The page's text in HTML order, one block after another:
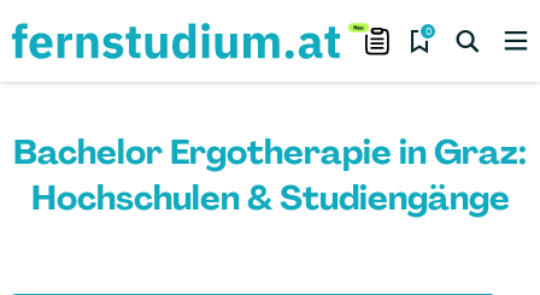
0
Bachelor Ergotherapie in Graz:
Hochschulen & Studiengänge